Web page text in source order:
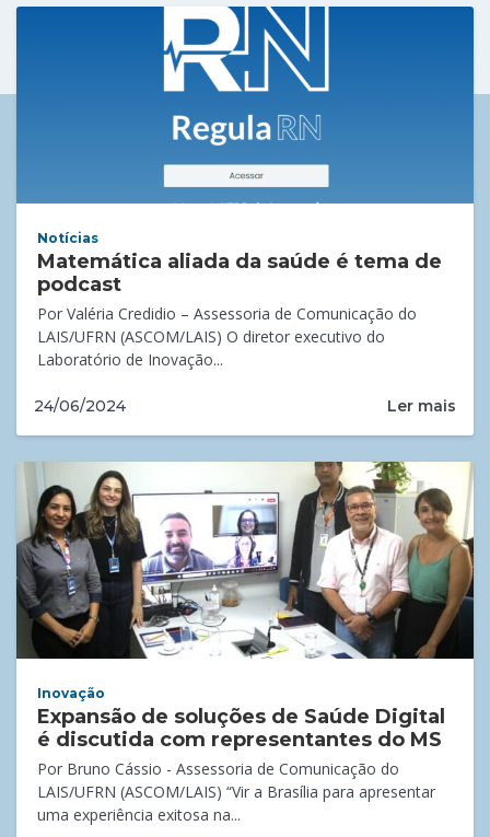
Notícias
Matemática aliada da saúde é tema de
podcast
Por Valéria Credidio – Assessoria de Comunicação do
LAIS/UFRN (ASCOM/LAIS) O diretor executivo do
Laboratório de Inovação...
24/06/2024 Ler mais
Inovação
Expansão de soluções de Saúde Digital
é discutida com representantes do MS
Por Bruno Cássio - Assessoria de Comunicação do
LAIS/UFRN (ASCOM/LAIS) “Vir a Brasília para apresentar
uma experiência exitosa na...